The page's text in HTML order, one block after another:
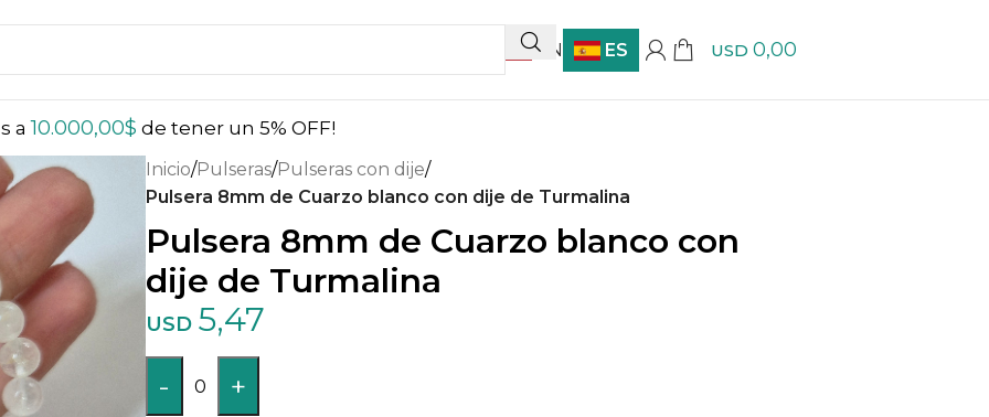
EN ES USD 0,00
a10.000,00$ de tener un 5% OFF!
Inicio/Pulseras/Pulseras con dije/
Pulsera 8mm de Cuarzo blanco con dije de Turmalina
Pulsera 8mm de Cuarzo blanco con
dije de Turmalina
USD 5,47
- 0 +